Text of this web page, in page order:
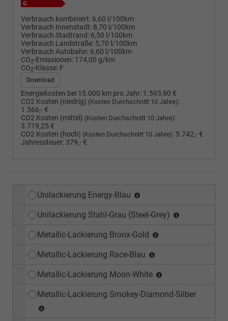
Verbrauch kombiniert: 6,60 l/100km
Verbrauch Innenstadt: 8,70 l/100km
Verbrauch Stadtrand: 6,50 l/100km
Verbrauch Landstraße: 5,70 l/100km
Verbrauch Autobahn: 6,60 l/100km
CO2-Emissionen: 174,00 g/km
CO2-Klasse: F
Download
Energiekosten bei 15.000 km pro Jahr: 1.593,90 €
CO2 Kosten (niedrig) (Kosten Durchschnitt 10 Jahre):
1.566,- €
CO2 Kosten (mittel) (Kosten Durchschnitt 10 Jahre):
3.719,25 €
CO2 Kosten (hoch) (Kosten Durchschnitt 10 Jahre): 5.742,- €
Jahressteuer: 379,- €
Unilackierung Energy-Blau
Unilackierung Stahl-Grau (Steel-Grey)
Metallic-Lackierung Bronx-Gold
Metallic-Lackierung Race-Blau
Metallic-Lackierung Moon-White
Metallic-Lackierung Smokey-Diamond-Silber